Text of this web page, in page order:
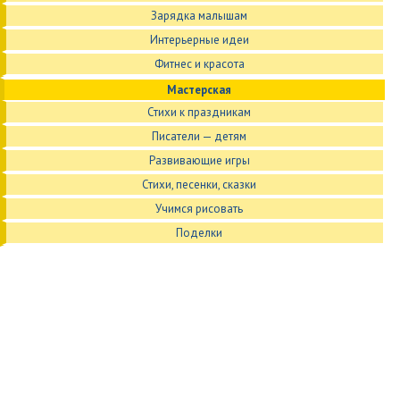
Зарядка малышам
Интерьерные идеи
Фитнес и красота
Мастерская
Стихи к праздникам
Писатели — детям
Развивающие игры
Стихи, песенки, сказки
Учимся рисовать
Поделки